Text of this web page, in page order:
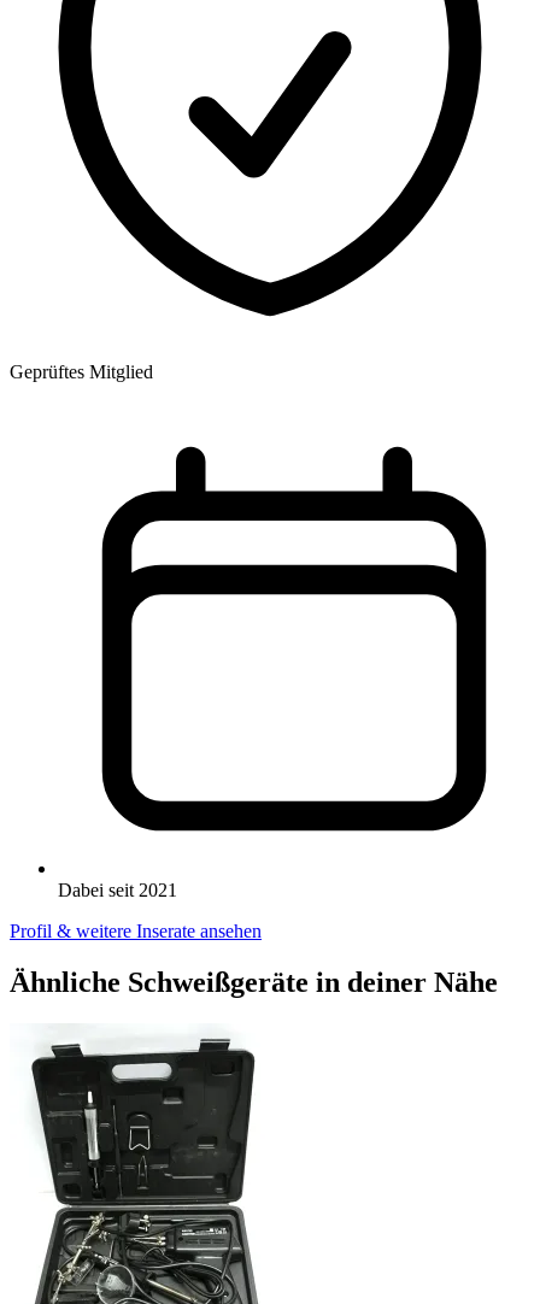
Geprüftes Mitglied
Dabei seit 2021
Profil & weitere Inserate ansehen
Ähnliche Schweißgeräte in deiner Nähe